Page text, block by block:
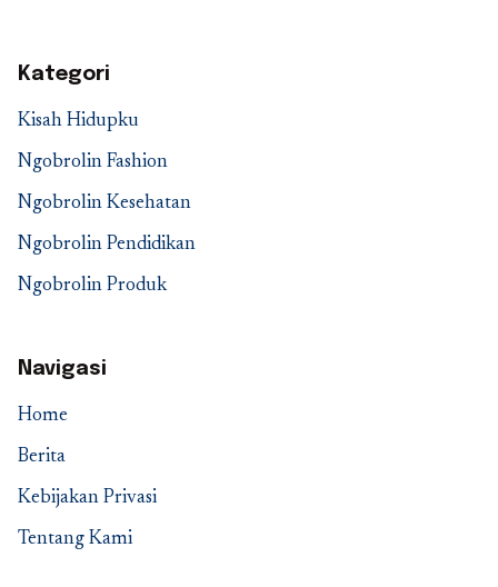
Kategori
Kisah Hidupku
Ngobrolin Fashion
Ngobrolin Kesehatan
Ngobrolin Pendidikan
Ngobrolin Produk
Navigasi
Home
Berita
Kebijakan Privasi
Tentang Kami